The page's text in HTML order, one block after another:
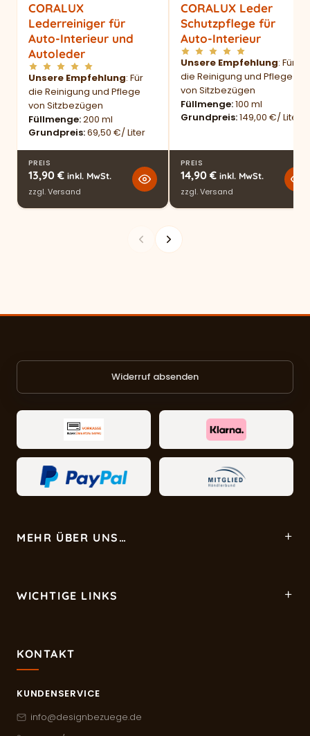
CORALUX
Lederreiniger für
Auto-Interieur und
Autoleder
Unsere Empfehlung: Für
die Reinigung und Pflege
von Sitzbezügen
Füllmenge 200 ml
Grundpreis 69,50 €/ Liter
PREIS
13,90 € inkl. MwSt.
zzgl.Versand
CORALUX Leder
Schutzpflege für
Auto-Interieur
Unsere Empfehlung: Für
die Reinigung und Pflege
von Sitzbezügen
Füllmenge 100 ml
Grundpreis 149,00 €/ Liter
PREIS
14,90 € inkl. MwSt.
zzgl.Versand
Widerruf absenden
MEHR ÜBER UNS…
WICHTIGE LINKS
KONTAKT
KUNDENSERVICE
info@designbezuege.de